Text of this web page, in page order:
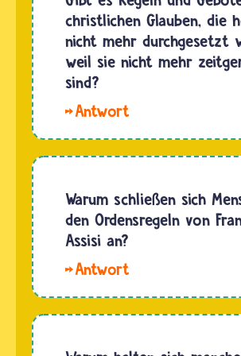
christlichen Glauben, die
nicht mehr durchgesetzt
weil sie nicht mehr
sind?
Christentum
von
Beginn
an,
wieder
damit
auseinandergesetzt,
Warum schließen sich
den Ordensregeln von
Assisi an?
Mensch,
einem